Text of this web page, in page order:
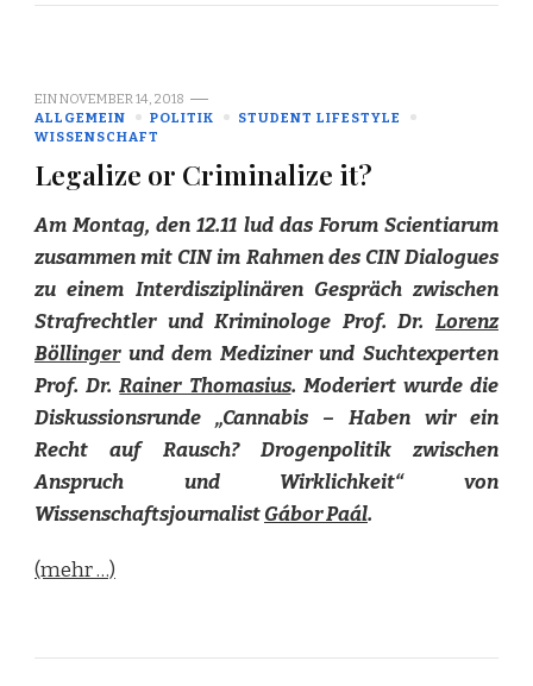
EINNOVEMBER 14, 2018
ALLGEMEIN
POLITIK
STUDENT LIFESTYLE
WISSENSCHAFT
Legalize or Criminalize it?
Am Montag, den 12.11 lud das Forum Scientiarum
zusammen mit CIN im Rahmen des CIN Dialogues
zu einem Interdisziplinären Gespräch zwischen
Strafrechtler und Kriminologe Prof. Dr. Lorenz
Böllingerund dem Mediziner und Suchtexperten
Prof. Dr.Rainer Thomasius. Moderiert wurde die
Diskussionsrunde „Cannabis – Haben wir ein
Recht auf Rausch? Drogenpolitik zwischen
Anspruch und Wirklichkeit“ von
WissenschaftsjournalistGábor Paál.
(mehr …)